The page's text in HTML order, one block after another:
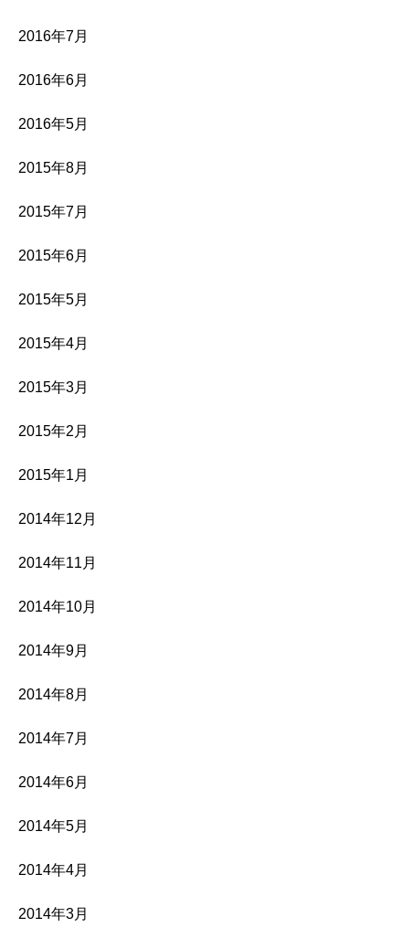
2016年7月
2016年6月
2016年5月
2015年8月
2015年7月
2015年6月
2015年5月
2015年4月
2015年3月
2015年2月
2015年1月
2014年12月
2014年11月
2014年10月
2014年9月
2014年8月
2014年7月
2014年6月
2014年5月
2014年4月
2014年3月